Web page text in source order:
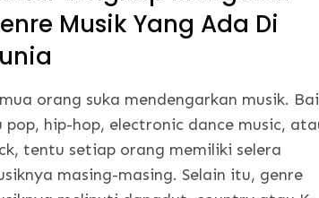
Musik Yang Ada Di
orang suka mendengarkan musik.
pop, hip-hop, electronic dance music,
tentu setiap orang memiliki selera
masing-masing. Selain itu, genre